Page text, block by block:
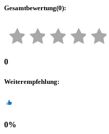
Gesamtbewertung(0):
0
Weiterempfehlung:
0%